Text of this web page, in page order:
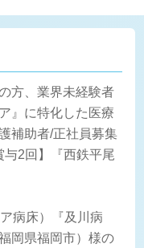
方、業界未経験者
』に特化した医療
補助者/正社員募集
2回】『西鉄平尾
病床）『及川病
岡県福岡市）様の